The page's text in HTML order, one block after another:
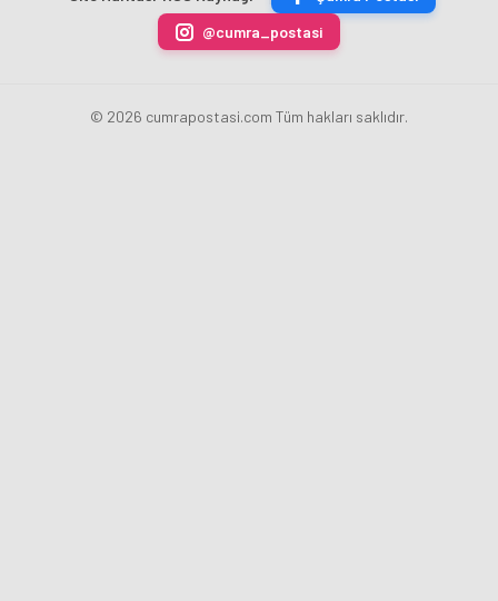
Karahan
oldu
@cumra_postasi
© 2026 cumrapostasi.com Tüm hakları saklıdır.